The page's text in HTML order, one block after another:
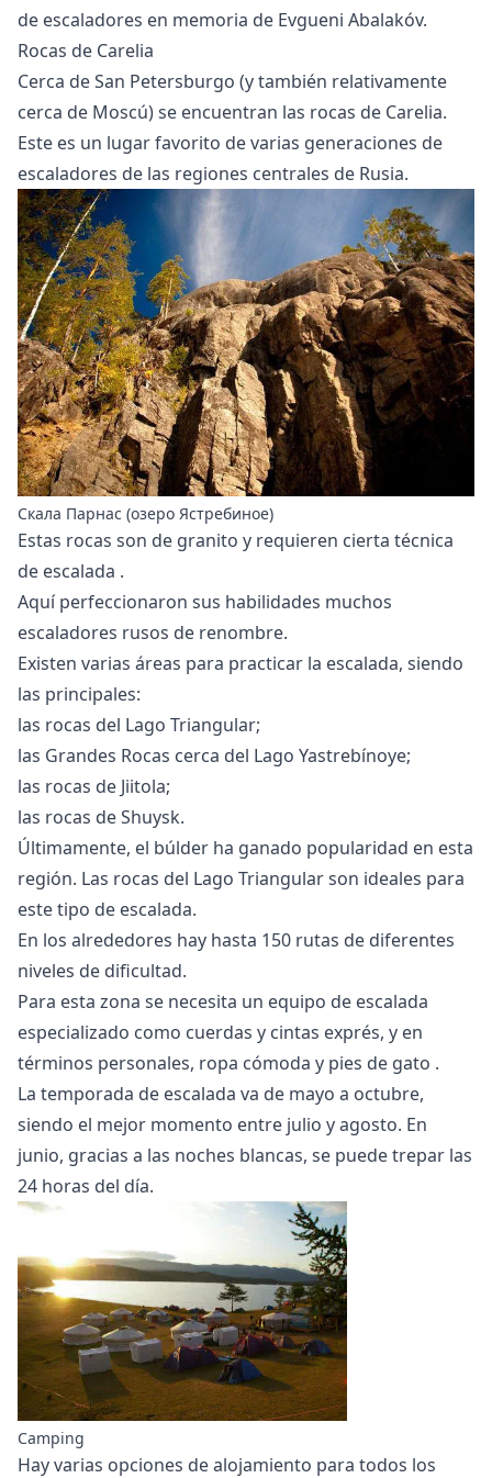
de escaladores en memoria de Evgueni Abalakóv.
Rocas de Carelia
Cerca de San Petersburgo (y también relativamente
cerca de Moscú) se encuentran las rocas de Carelia.
Este es un lugar favorito de varias generaciones de
escaladores de las regiones centrales de Rusia.
Скала Парнас (озеро Ястребиное)
Estas rocas son de granito y requieren cierta técnica
de escalada .
Aquí perfeccionaron sus habilidades muchos
escaladores rusos de renombre.
Existen varias áreas para practicar la escalada, siendo
las principales:
las rocas del Lago Triangular;
las Grandes Rocas cerca del Lago Yastrebínoye;
las rocas de Jiitola;
las rocas de Shuysk.
Últimamente, el búlder ha ganado popularidad en esta
región. Las rocas del Lago Triangular son ideales para
este tipo de escalada.
En los alrededores hay hasta 150 rutas de diferentes
niveles de dificultad.
Para esta zona se necesita un equipo de escalada
especializado como cuerdas y cintas exprés, y en
términos personales, ropa cómoda y pies de gato .
La temporada de escalada va de mayo a octubre,
siendo el mejor momento entre julio y agosto. En
junio, gracias a las noches blancas, se puede trepar las
24 horas del día.
Camping
Hay varias opciones de alojamiento para todos los